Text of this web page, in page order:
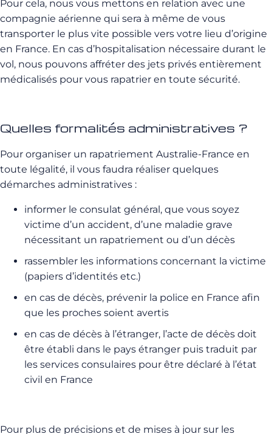
Pour cela, nous vous mettons en relation avec une
compagnie aérienne qui sera à même de vous
transporter le plus vite possible vers votre lieu d’origine
en France. En cas d’hospitalisation nécessaire durant le
vol, nous pouvons affréter des jets privés entièrement
médicalisés pour vous rapatrier en toute sécurité.
Quelles formalités administratives ?
Pour organiser un rapatriement Australie-France en
toute légalité, il vous faudra réaliser quelques
démarches administratives :
informer le consulat général, que vous soyez
victime d’un accident, d’une maladie grave
nécessitant un rapatriement ou d’un décès
rassembler les informations concernant la victime
(papiers d’identités etc.)
en cas de décès, prévenir la police en France afin
que les proches soient avertis
en cas de décès à l’étranger, l’acte de décès doit
être établi dans le pays étranger puis traduit par
les services consulaires pour être déclaré à l’état
civil en France
Pour plus de précisions et de mises à jour sur les